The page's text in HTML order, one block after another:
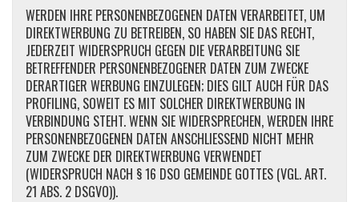
WERDEN IHRE PERSONENBEZOGENEN DATEN VERARBEITET, UM
DIREKTWERBUNG ZU BETREIBEN, SO HABEN SIE DAS RECHT,
JEDERZEIT WIDERSPRUCH GEGEN DIE VERARBEITUNG SIE
BETREFFENDER PERSONENBEZOGENER DATEN ZUM ZWECKE
DERARTIGER WERBUNG EINZULEGEN; DIES GILT AUCH FÜR DAS
PROFILING, SOWEIT ES MIT SOLCHER DIREKTWERBUNG IN
VERBINDUNG STEHT. WENN SIE WIDERSPRECHEN, WERDEN IHRE
PERSONENBEZOGENEN DATEN ANSCHLIESSEND NICHT MEHR
ZUM ZWECKE DER DIREKTWERBUNG VERWENDET
(WIDERSPRUCH NACH § 16 DSO GEMEINDE GOTTES (VGL. ART.
21 ABS. 2 DSGVO)).